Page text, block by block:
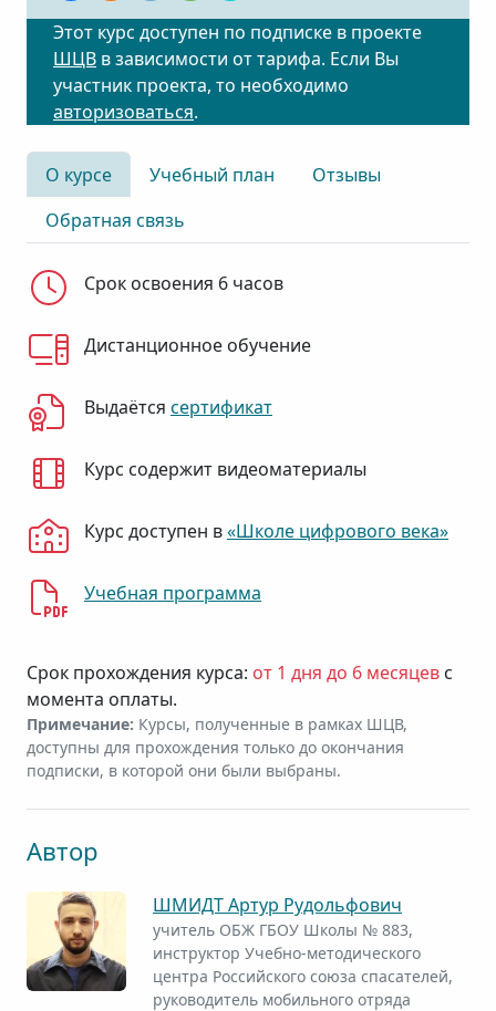
Этот курс доступен по подписке в проекте
ШЦВ в зависимости от тарифа. Если Вы
участник проекта, то необходимо
авторизоваться.
О курсе Учебный план
Отзывы
Обратная связь
Срок освоения 6 часов
Дистанционное обучение
Выдаётся сертификат
Курс содержит видеоматериалы
Курс доступен в«Школе цифрового века»
Учебная программа
Срок прохождения курса: от 1 дня до 6 месяцев с
момента оплаты.
Примечание: Курсы, полученные в рамках ШЦВ,
доступны для прохождения только до окончания
подписки, в которой они были выбраны.
Автор
ШМИДТ Артур Рудольфович
учитель ОБЖ ГБОУ Школы № 883,
инструктор Учебно-методического
центра Российского союза спасателей,
руководитель мобильного отряда